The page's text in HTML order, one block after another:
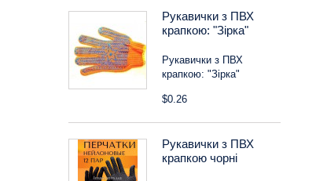
Рукавички з ПВХ
крапкою: "Зірка"
Рукавички з ПВХ
крапкою: "Зірка"
$0.26
Рукавички з ПВХ
крапкою чорні